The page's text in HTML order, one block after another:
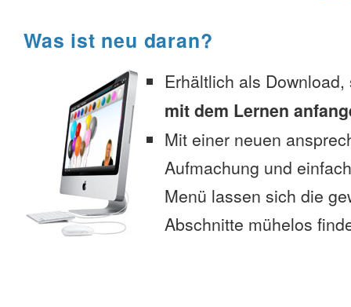
Was ist neu daran?
Erhältlich als
mit dem Lernen
Mit einer neuen
Aufmachung und
Menü lassen sich die
Abschnitte mühelos